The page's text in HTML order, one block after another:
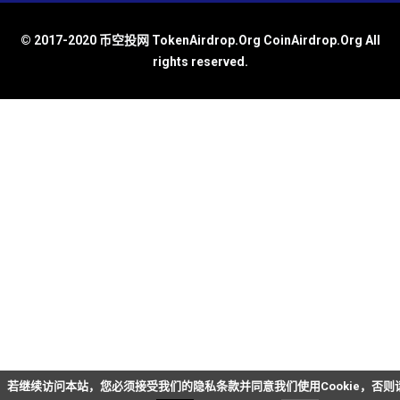
© 2017-2020 币空投网 TokenAirdrop.Org CoinAirdrop.Org All
rights reserved.
若继续访问本站，您必须接受我们的隐私条款并同意我们使用Cookie，否则